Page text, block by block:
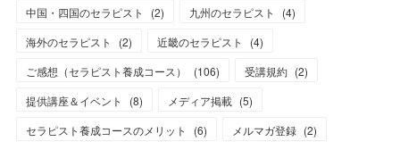
中国・四国のセラピスト
(2) 九州のセラピスト (4)
海外のセラピスト
(2) 近畿のセラピスト (4)
ご感想（セラピスト養成コース）
(106) 受講規約 (2)
提供講座＆イベント
(8) メディア掲載 (5)
セラピスト養成コースのメリット
(6) メルマガ登録 (2)